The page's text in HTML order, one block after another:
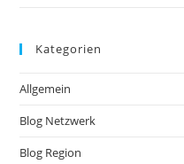
Kategorien
Allgemein
Blog Netzwerk
Blog Region